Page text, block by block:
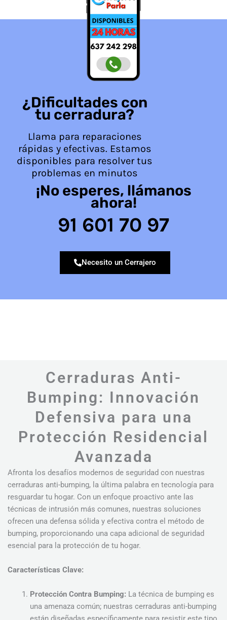
¿Dificultades con
tu cerradura?
Llama para reparaciones
rápidas y efectivas. Estamos
disponibles para resolver tus
problemas en minutos
¡No esperes, llámanos
ahora!
91 601 70 97
Necesito un Cerrajero
Cerraduras Anti-
Bumping: Innovación
Defensiva para una
Protección Residencial
Avanzada
Afronta los desafíos modernos de seguridad con nuestras
cerraduras anti-bumping, la última palabra en tecnología para
resguardar tu hogar. Con un enfoque proactivo ante las
técnicas de intrusión más comunes, nuestras soluciones
ofrecen una defensa sólida y efectiva contra el método de
bumping, proporcionando una capa adicional de seguridad
esencial para la protección de tu hogar.
Características Clave:
Protección Contra Bumping: La técnica de bumping es
una amenaza común; nuestras cerraduras anti-bumping